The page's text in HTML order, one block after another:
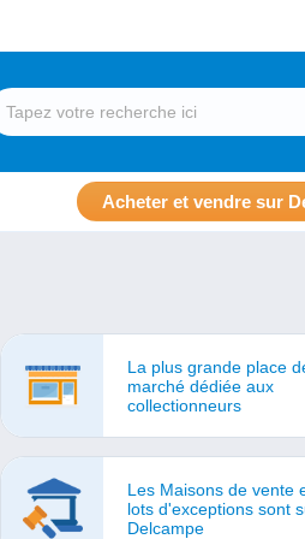
Acheter et vendre sur
La plus grande place
marché dédiée aux
collectionneurs
Les Maisons de vente
lots d'exceptions sont
Delcampe